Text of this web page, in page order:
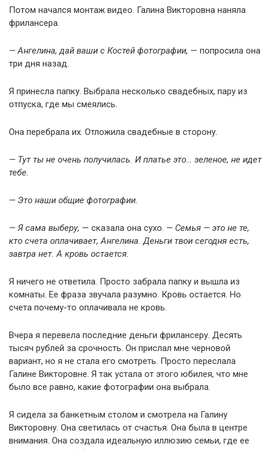
Потом начался монтаж видео. Галина Викторовна наняла
фрилансера.
— Ангелина, дай ваши с Костей фотографии, — попросила она
три дня назад.
Я принесла папку. Выбрала несколько свадебных, пару из
отпуска, где мы смеялись.
Она перебрала их. Отложила свадебные в сторону.
— Тут ты не очень получилась. И платье это… зеленое, не идет
тебе.
— Это наши общие фотографии.
— Я сама выберу, — сказала она сухо. — Семья — это не те,
кто счета оплачивает, Ангелина. Деньги твои сегодня есть,
завтра нет. А кровь остается.
Я ничего не ответила. Просто забрала папку и вышла из
комнаты. Ее фраза звучала разумно. Кровь остается. Но
счета почему-то оплачивала не кровь.
Вчера я перевела последние деньги фрилансеру. Десять
тысяч рублей за срочность. Он прислал мне черновой
вариант, но я не стала его смотреть. Просто переслала
Галине Викторовне. Я так устала от этого юбилея, что мне
было все равно, какие фотографии она выбрала.
Я сидела за банкетным столом и смотрела на Галину
Викторовну. Она светилась от счастья. Она была в центре
внимания. Она создала идеальную иллюзию семьи, где ее